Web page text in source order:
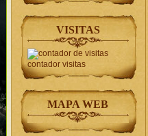
VISITAS
contador visitas
MAPA WEB